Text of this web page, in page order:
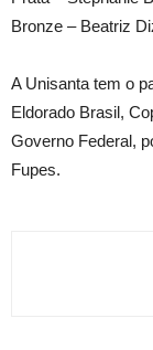
Bronze – Beatriz
A Unisanta tem o
Eldorado Brasil,
Governo Federal,
Fupes.